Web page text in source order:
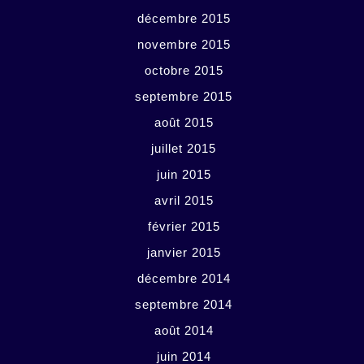
décembre 2015
novembre 2015
octobre 2015
septembre 2015
août 2015
juillet 2015
juin 2015
avril 2015
février 2015
janvier 2015
décembre 2014
septembre 2014
août 2014
juin 2014